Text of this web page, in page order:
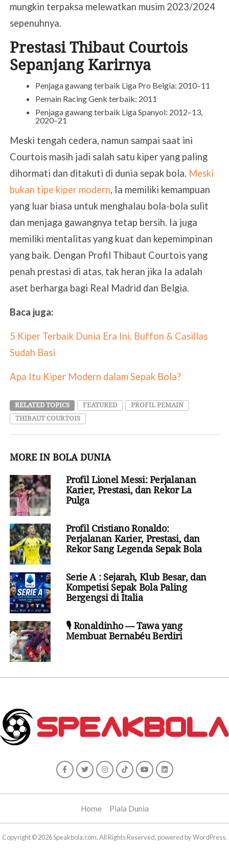
mungkin terpaksa melewatkan musim 2023/2024
sepenuhnya.
Prestasi Thibaut Courtois
Sepanjang Karirnya
Penjaga gawang terbaik Liga Pro Belgia: 2010–11
Pemain Racing Genk terbaik: 2011
Penjaga gawang terbaik Liga Spanyol: 2012–13,
2020–21
Meski tengah cedera, namun sampai saat ini
Courtois masih jadi salah satu kiper yang paling
dihormati dan ditakuti di dunia sepak bola. Meski
bukan tipe kiper modern, Ia memiliki kemampuan
yang luar biasa untuk menghalau bola-bola sulit
dan menjaga gawangnya tetap bersih. Ia juga
memiliki mentalitas yang kuat dan kepemimpinan
yang baik. Dengan Profil Thibaut Courtois yang
penah prestasi di atas, tak heran jika Ia adalah
aset berharga bagi Real Madrid dan Belgia.
Baca juga:
5 Kiper Terbaik Dunia Era Ini, Buffon & Casillas
Sudah Basi
Apa Itu Kiper Modern dalam Sepak Bola?
RELATED TOPICS FEATURED
PROFIL PEMAIN
THIBAUT COURTOIS
MORE IN BOLA DUNIA
Profil Lionel Messi: Perjalanan
Karier, Prestasi, dan Rekor La
Pulga
Profil Cristiano Ronaldo:
Perjalanan Karier, Prestasi, dan
Rekor Sang Legenda Sepak Bola
Serie A : Sejarah, Klub Besar, dan
Kompetisi Sepak Bola Paling
Bergengsi di Italia
🎙️ Ronaldinho — Tawa yang
Membuat Bernabéu Berdiri
Home Piala Dunia
Copyright © 2026 Speakbola.com. All Rights Reserved, powered by WordPress.